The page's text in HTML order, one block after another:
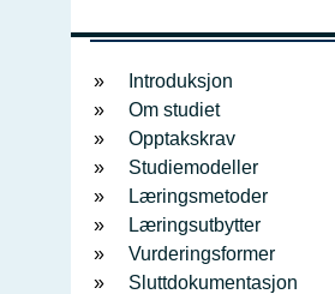
s
Introduksjon
Om studiet
Opptakskrav
Studiemodeller
Læringsmetoder
Læringsutbytter
Vurderingsformer
Sluttdokumentasjon